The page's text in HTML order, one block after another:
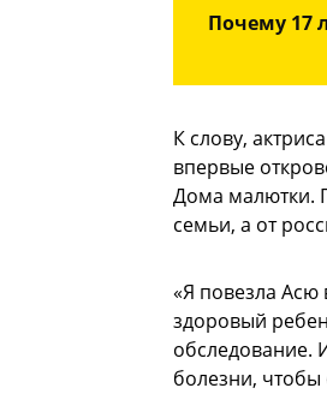
Почему 17
К слову,
впервые
Дома малютки.
семьи, а от
«Я повезла Асю
здоровый
обследование.
болезни, чтобы